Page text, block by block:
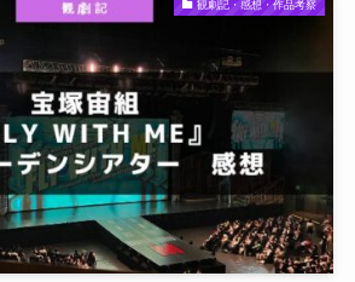
観劇記・感想・作品考察